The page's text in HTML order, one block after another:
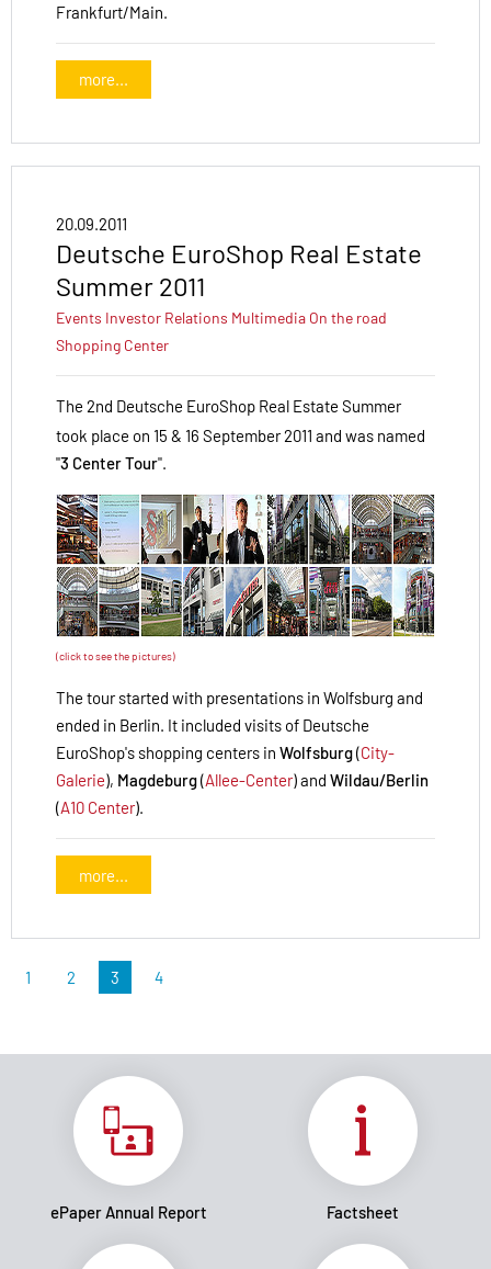
Frankfurt/Main.
more...
20.09.2011
Deutsche EuroShop Real Estate
Summer 2011
Events Investor Relations Multimedia On the road
Shopping Center
The 2nd Deutsche EuroShop Real Estate Summer
took place on 15 & 16 September 2011 and was named
"3 Center Tour".
(click to see the pictures)
The tour started with presentations in Wolfsburg and
ended in Berlin. It included visits of Deutsche
EuroShop's shopping centers in Wolfsburg(City-
Galerie), Magdeburg(Allee-Center) and Wildau/Berlin
(A10 Center).
more...
1 2 3 4
ePaper Annual Report Factsheet